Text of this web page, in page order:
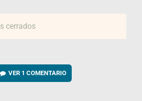
cerrados
VER 1 COMENTARIO